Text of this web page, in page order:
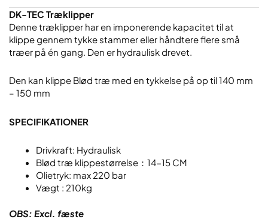
DK-TEC Træklipper
Denne træklipper har en imponerende kapacitet til at
klippe gennem tykke stammer eller håndtere flere små
træer på én gang. Den er hydraulisk drevet.
Den kan klippe Blød træ med en tykkelse på op til 140 mm
– 150 mm
SPECIFIKATIONER
Drivkraft: Hydraulisk
Blød træ klippestørrelse：14-15 CM
Olietryk: max 220 bar
Vægt : 210kg
OBS: Excl. fæste